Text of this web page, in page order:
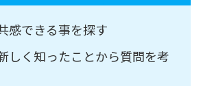
感できる事を探す
しく知ったことから質問を考